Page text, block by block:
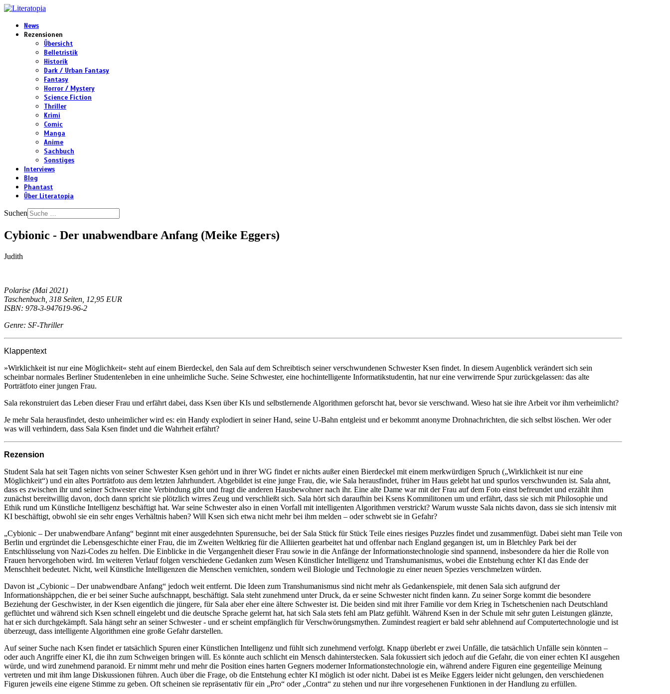
News
Rezensionen
Übersicht
Belletristik
Historik
Dark / Urban Fantasy
Fantasy
Horror / Mystery
Science Fiction
Thriller
Krimi
Comic
Manga
Anime
Sachbuch
Sonstiges
Interviews
Blog
Phantast
Über Literatopia
Suchen
Cybionic - Der unabwendbare Anfang (Meike Eggers)
Judith
Polarise (Mai 2021)
Taschenbuch, 318 Seiten, 12,95 EUR
ISBN: 978-3-947619-96-2
Genre: SF-Thriller
Klappentext
»Wirklichkeit ist nur eine Möglichkeit« steht auf einem Bierdeckel, den Sala auf dem Schreibtisch seiner verschwundenen Schwester Ksen findet. In diesem Augenblick verändert sich sein
scheinbar normales Berliner Studentenleben in eine unheimliche Suche. Seine Schwester, eine hochintelligente Informatikstudentin, hat nur eine verwirrende Spur zurückgelassen: das alte
Porträtfoto einer jungen Frau.
Sala rekonstruiert das Leben dieser Frau und erfährt dabei, dass Ksen über KIs und selbstlernende Algorithmen geforscht hat, bevor sie verschwand. Wieso hat sie ihre Arbeit vor ihm verheimlicht?
Je mehr Sala herausfindet, desto unheimlicher wird es: ein Handy explodiert in seiner Hand, seine U-Bahn entgleist und er bekommt anonyme Drohnachrichten, die sich selbst löschen. Wer oder
was will verhindern, dass Sala Ksen findet und die Wahrheit erfährt?
Rezension
Student Sala hat seit Tagen nichts von seiner Schwester Ksen gehört und in ihrer WG findet er nichts außer einen Bierdeckel mit einem merkwürdigen Spruch („Wirklichkeit ist nur eine
Möglichkeit“) und ein altes Porträtfoto aus dem letzten Jahrhundert. Abgebildet ist eine junge Frau, die, wie Sala herausfindet, früher im Haus gelebt hat und spurlos verschwunden ist. Sala ahnt,
dass es zwischen ihr und seiner Schwester eine Verbindung gibt und fragt die anderen Hausbewohner nach ihr. Eine alte Dame war mit der Frau auf dem Foto einst befreundet und erzählt ihm
zunächst bereitwillig davon, doch dann spricht sie plötzlich wirres Zeug und verschließt sich. Sala hört sich daraufhin bei Ksens Kommilitonen um und erfährt, dass sie sich mit Philosophie und
Ethik rund um Künstliche Intelligenz beschäftigt hat. War seine Schwester also in einen Vorfall mit intelligenten Algorithmen verstrickt? Warum wusste Sala nichts davon, dass sie sich intensiv mit
KI beschäftigt, obwohl sie ein sehr enges Verhältnis haben? Will Ksen sich etwa nicht mehr bei ihm melden – oder schwebt sie in Gefahr?
„Cybionic – Der unabwendbare Anfang“ beginnt mit einer ausgedehnten Spurensuche, bei der Sala Stück für Stück Teile eines riesiges Puzzles findet und zusammenfügt. Dabei sieht man Teile von
Berlin und ergründet die Lebensgeschichte einer Frau, die im Zweiten Weltkrieg für die Alliierten gearbeitet hat und offenbar nach England gegangen ist, um in Bletchley Park bei der
Entschlüsselung von Nazi-Codes zu helfen. Die Einblicke in die Vergangenheit dieser Frau sowie in die Anfänge der Informationstechnologie sind spannend, insbesondere da hier die Rolle von
Frauen hervorgehoben wird. Im weiteren Verlauf folgen verschiedene Gedanken zum Wesen Künstlicher Intelligenz und Transhumanismus, wobei die Entstehung echter KI das Ende der
Menschheit bedeutet. Nicht, weil Künstliche Intelligenzen die Menschen vernichten, sondern weil Biologie und Technologie zu einer neuen Spezies verschmelzen würden.
Davon ist „Cybionic – Der unabwendbare Anfang“ jedoch weit entfernt. Die Ideen zum Transhumanismus sind nicht mehr als Gedankenspiele, mit denen Sala sich aufgrund der
Informationshäppchen, die er bei seiner Suche aufschnappt, beschäftigt. Sala steht zunehmend unter Druck, da er seine Schwester nicht finden kann. Zu seiner Sorge kommt die besondere
Beziehung der Geschwister, in der Ksen eigentlich die jüngere, für Sala aber eher eine ältere Schwester ist. Die beiden sind mit ihrer Familie vor dem Krieg in Tschetschenien nach Deutschland
geflüchtet und während sich Ksen schnell eingelebt und die deutsche Sprache gelernt hat, hat sich Sala stets fehl am Platz gefühlt. Während Ksen in der Schule mit sehr guten Leistungen glänzte,
hat er sich durchgekämpft. Sala hängt sehr an seiner Schwester - und er scheint empfänglich für Verschwörungsmythen. Zumindest reagiert er bald sehr ablehnend auf Computertechnologie und ist
überzeugt, dass intelligente Algorithmen eine große Gefahr darstellen.
Auf seiner Suche nach Ksen findet er tatsächlich Spuren einer Künstlichen Intelligenz und fühlt sich zunehmend verfolgt. Knapp überlebt er zwei Unfälle, die tatsächlich Unfälle sein könnten –
oder auch Angriffe einer KI, die ihn zum Schweigen bringen will. Es könnte auch schlicht ein Mensch dahinterstecken. Sala fokussiert sich jedoch auf die Gefahr, die von einer echten KI ausgehen
würde, und wird zunehmend paranoid. Er nimmt mehr und mehr die Position eines harten Gegners moderner Informationstechnologie ein, während andere Figuren eine gegenteilige Meinung
vertreten und mit ihm lange Diskussionen führen. Auch über die Frage, ob die Entstehung echter KI möglich ist oder nicht. Dabei ist es Meike Eggers leider nicht gelungen, den verschiedenen
Figuren jeweils eine eigene Stimme zu geben. Oft scheinen sie repräsentativ für ein „Pro“ oder „Contra“ zu stehen und nur ihre vorgesehenen Funktionen in der Handlung zu erfüllen.